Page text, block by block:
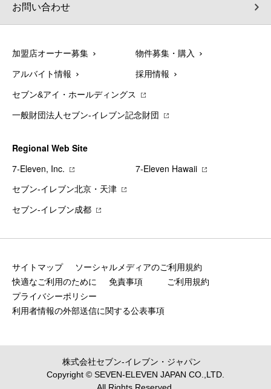
お問い合わせ
加盟店オーナー募集 物件募集・購入
アルバイト情報 採用情報
セブン&アイ・ホールディングス
一般財団法人セブン-イレブン記念財団
Regional Web Site
7‐Eleven, Inc.
7‐Eleven Hawaii
セブン‐イレブン北京・天津
セブン‐イレブン成都
サイトマップ
ソーシャルメディアのご利用規約
快適なご利用のために
免責事項
ご利用規約
プライバシーポリシー
利用者情報の外部送信に関する公表事項
株式会社セブン‐イレブン・ジャパン
Copyright © SEVEN-ELEVEN JAPAN CO.,LTD.